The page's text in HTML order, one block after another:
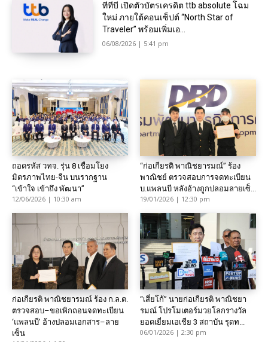
ทีทีบี เปิดตัวบัตรเครดิต ttb absolute โฉม
ใหม่ ภายใต้คอนเซ็ปต์ “North Star of
Traveler” พร้อมเพิ่มเอ...
06/08/2026 | 5:41 pm
ถอดรหัส วทจ. รุ่น 8 เชื่อมโยง
มิตรภาพไทย-จีน บนรากฐาน
“เข้าใจ เข้าถึง พัฒนา”
12/06/2026 | 10:30 am
“ก่อเกียรติ พาณิชยารมณ์” ร้อง
พาณิชย์ ตรวจสอบการจดทะเบียน
บ.แพลนบี หลังอ้างถูกปลอมลายเซ็...
19/01/2026 | 12:30 pm
ก่อเกียรติ พาณิชยารมณ์ ร้อง ก.ล.ต.
ตรวจสอบ–ขอเพิกถอนจดทะเบียน
‘แพลนบี’ อ้างปลอมเอกสาร–ลาย
เซ็น
“เสี่ยโก้” นายก่อเกียรติ พาณิชยา
รมณ์ โปรโมเตอร์มวยโลกรางวัล
ยอดเยี่ยมเอเชีย 3 สถาบัน รุดท...
06/01/2026 | 2:30 pm